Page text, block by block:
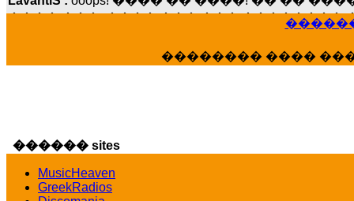
���� ���; ���� ��� ��� ��������
15:07
veronica :E���� 2012 ��� ����� ���
16:39
veronica :[URL] ���� ���;
�������� ����
������ sites
MusicHeaven
GreekRadios